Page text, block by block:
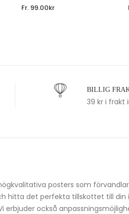
Fr. 99.00kr
BILLIG
39 kr i frakt
posters som
hitta det perfekta tillskottet till
erbjuder också